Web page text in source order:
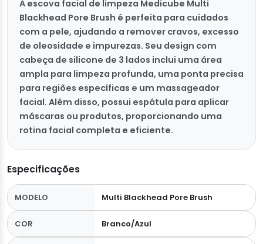
A escova facial de limpeza Medicube Multi
Blackhead Pore Brush é perfeita para cuidados
com a pele, ajudando a remover cravos, excesso
de oleosidade e impurezas. Seu design com
cabeça de silicone de 3 lados inclui uma área
ampla para limpeza profunda, uma ponta precisa
para regiões específicas e um massageador
facial. Além disso, possui espátula para aplicar
máscaras ou produtos, proporcionando uma
rotina facial completa e eficiente.
Especificações
MODELO Multi Blackhead Pore Brush
COR Branco/Azul